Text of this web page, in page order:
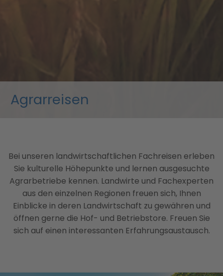
Agrarreisen
Bei unseren landwirtschaftlichen Fachreisen erleben
Sie kulturelle Höhepunkte und lernen ausgesuchte
Agrarbetriebe kennen. Landwirte und Fachexperten
aus den einzelnen Regionen freuen sich, Ihnen
Einblicke in deren Landwirtschaft zu gewähren und
öffnen gerne die Hof- und Betriebstore. Freuen Sie
sich auf einen interessanten Erfahrungsaustausch.